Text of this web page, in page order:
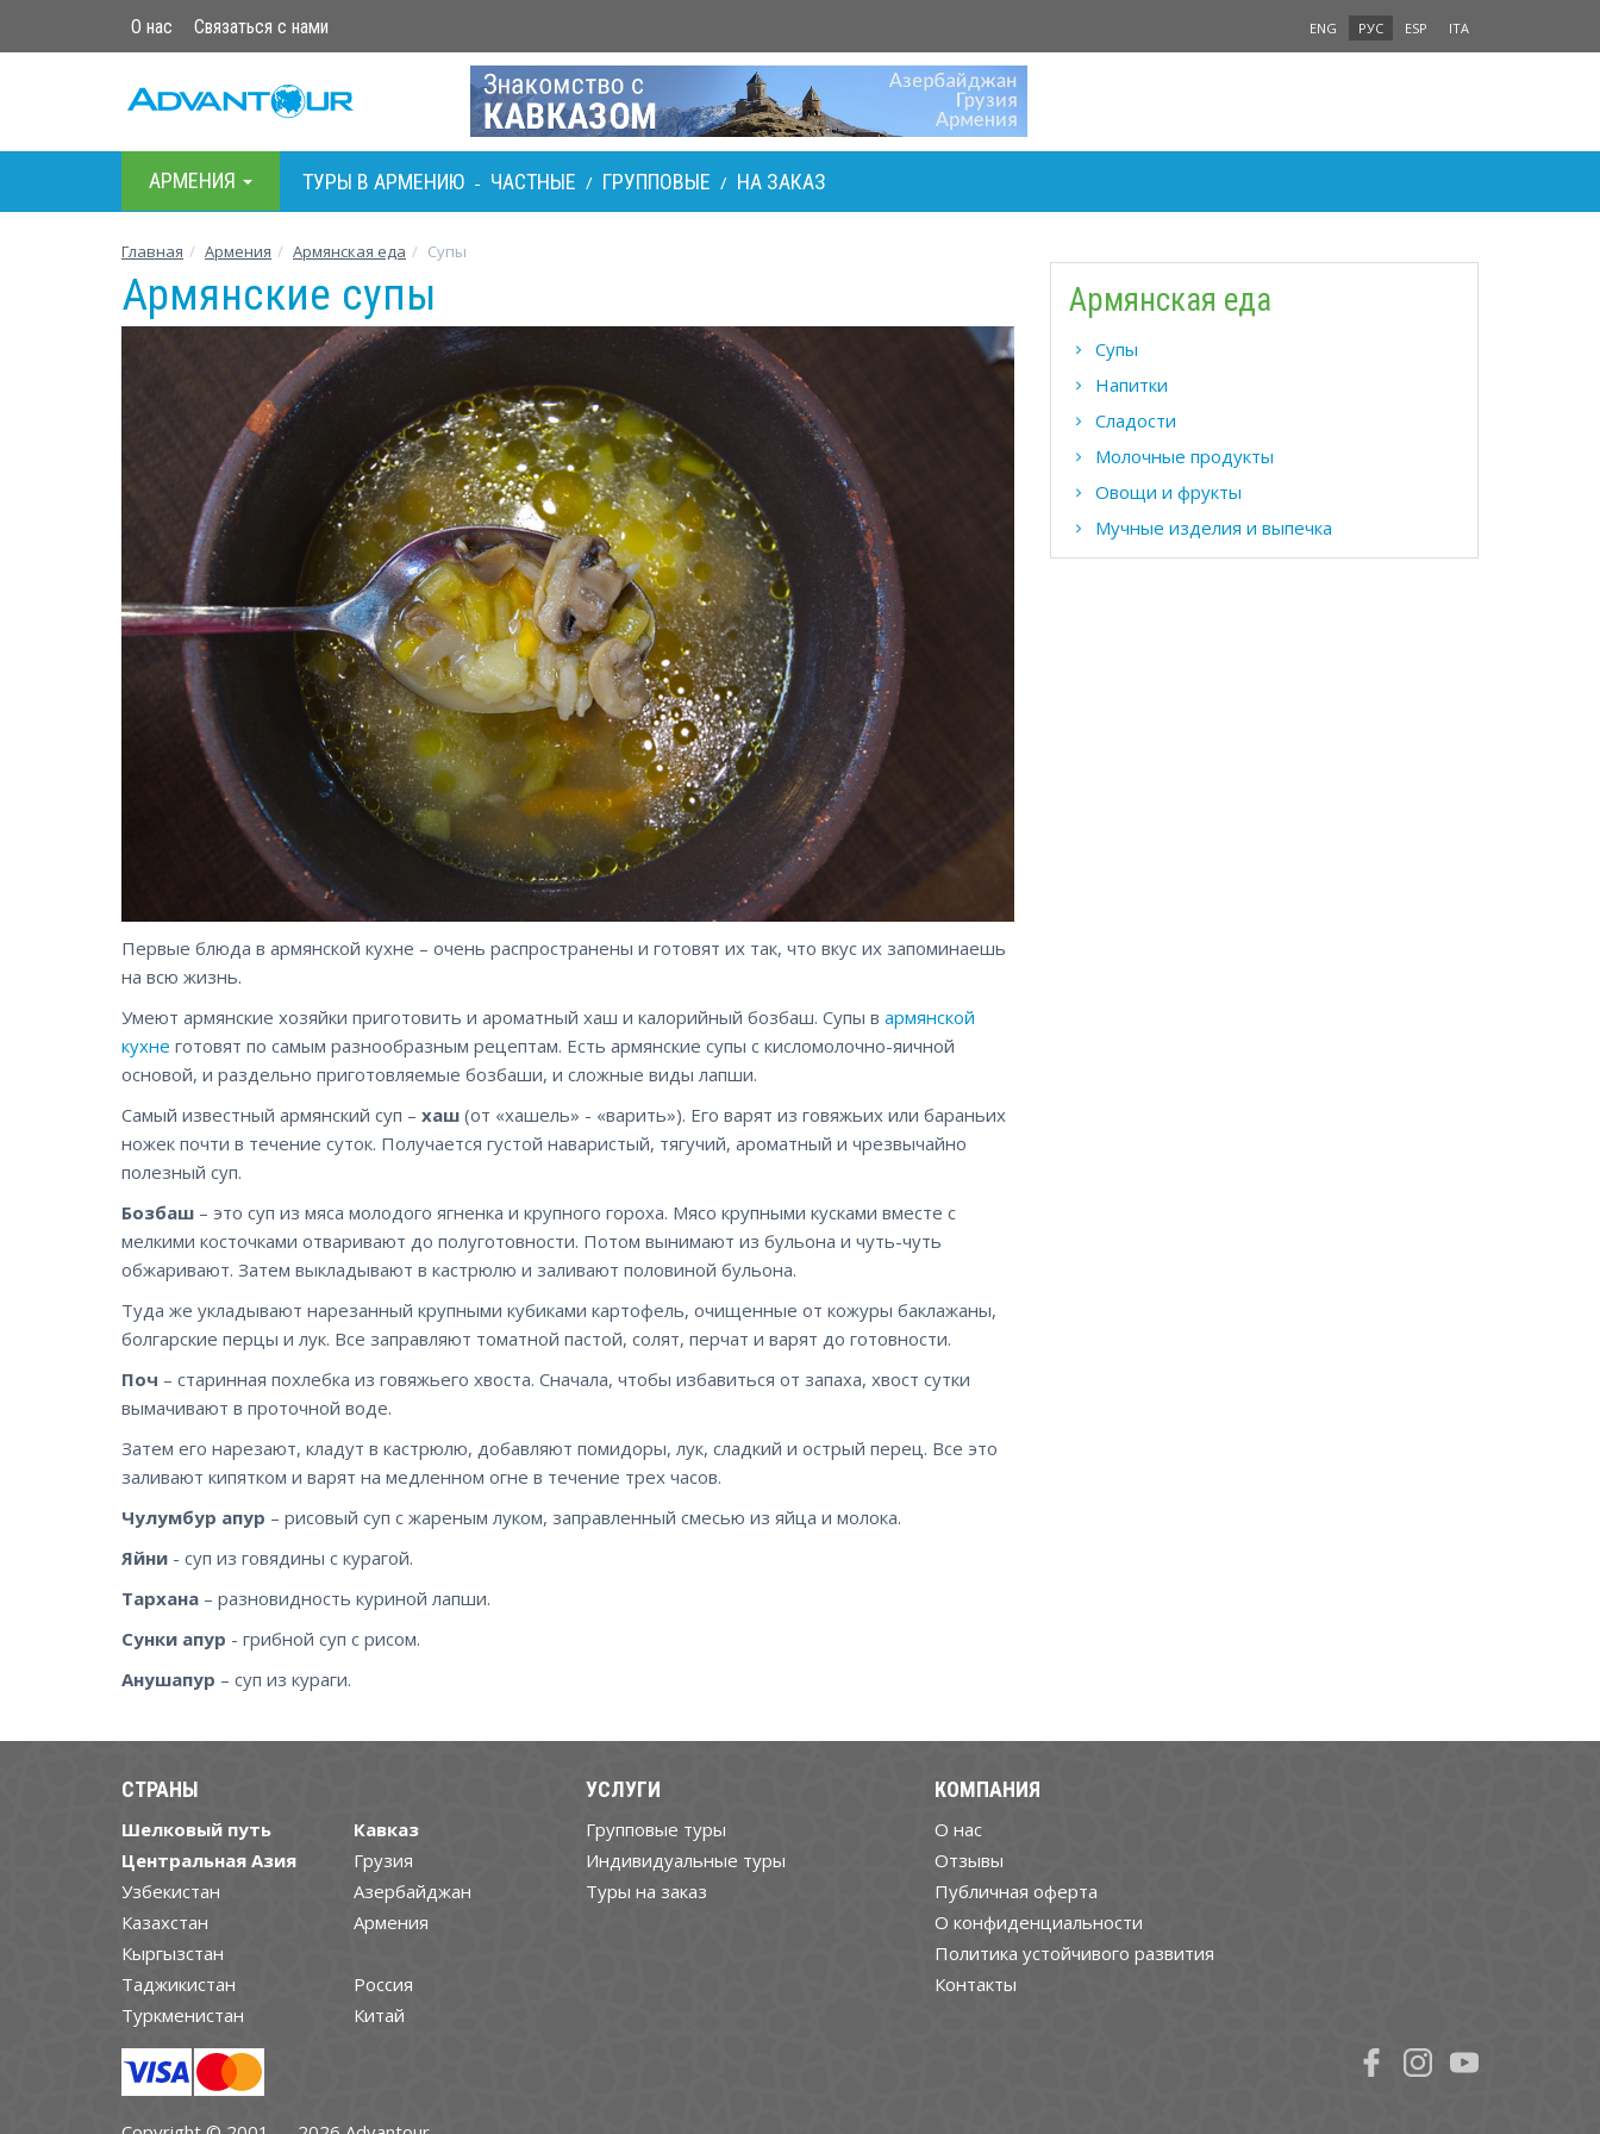
О нас Связаться с нами ENG РУС ESP ITA
АРМЕНИЯ ТУРЫ В АРМЕНИЮ - ЧАСТНЫЕ / ГРУППОВЫЕ / НА ЗАКАЗ
Главная Армения Армянская еда Супы
Армянские супы
Первые блюда в армянской кухне – очень распространены и готовят их так, что вкус их запоминаешь
на всю жизнь.
Умеют армянские хозяйки приготовить и ароматный хаш и калорийный бозбаш. Супы в армянской
кухне готовят по самым разнообразным рецептам. Есть армянские супы с кисломолочно-яичной
основой, и раздельно приготовляемые бозбаши, и сложные виды лапши.
Самый известный армянский суп – хаш (от «хашель» - «варить»). Его варят из говяжьих или бараньих
ножек почти в течение суток. Получается густой наваристый, тягучий, ароматный и чрезвычайно
полезный суп.
Бозбаш – это суп из мяса молодого ягненка и крупного гороха. Мясо крупными кусками вместе с
мелкими косточками отваривают до полуготовности. Потом вынимают из бульона и чуть-чуть
обжаривают. Затем выкладывают в кастрюлю и заливают половиной бульона.
Туда же укладывают нарезанный крупными кубиками картофель, очищенные от кожуры баклажаны,
болгарские перцы и лук. Все заправляют томатной пастой, солят, перчат и варят до готовности.
Поч – старинная похлебка из говяжьего хвоста. Сначала, чтобы избавиться от запаха, хвост сутки
вымачивают в проточной воде.
Затем его нарезают, кладут в кастрюлю, добавляют помидоры, лук, сладкий и острый перец. Все это
заливают кипятком и варят на медленном огне в течение трех часов.
Чулумбур апур – рисовый суп с жареным луком, заправленный смесью из яйца и молока.
Яйни - суп из говядины с курагой.
Тархана – разновидность куриной лапши.
Сунки апур - грибной суп с рисом.
Анушапур – суп из кураги.
Армянская еда
Супы
Напитки
Сладости
Молочные продукты
Овощи и фрукты
Мучные изделия и выпечка
СТРАНЫ
Шелковый путь
Центральная Азия
Узбекистан
Казахстан
Кыргызстан
Таджикистан
Туркменистан
Кавказ
Грузия
Азербайджан
Армения
Россия
Китай
УСЛУГИ
Групповые туры
Индивидуальные туры
Туры на заказ
КОМПАНИЯ
О нас
Отзывы
Публичная оферта
О конфиденциальности
Политика устойчивого развития
Контакты